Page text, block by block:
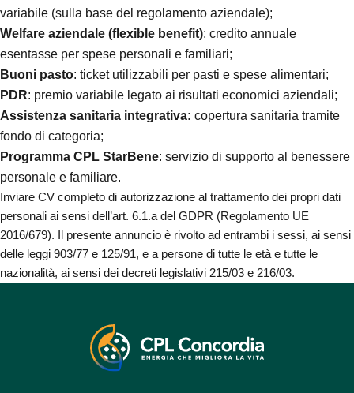
variabile (sulla base del regolamento aziendale);
Welfare aziendale (flexible benefit): credito annuale
esentasse per spese personali e familiari;
Buoni pasto: ticket utilizzabili per pasti e spese alimentari;
PDR: premio variabile legato ai risultati economici aziendali;
Assistenza sanitaria integrativa: copertura sanitaria tramite
fondo di categoria;
Programma CPL StarBene: servizio di supporto al benessere
personale e familiare.
Inviare CV completo di autorizzazione al trattamento dei propri dati
personali ai sensi dell’art. 6.1.a del GDPR (Regolamento UE
2016/679). Il presente annuncio è rivolto ad entrambi i sessi, ai sensi
delle leggi 903/77 e 125/91, e a persone di tutte le età e tutte le
nazionalità, ai sensi dei decreti legislativi 215/03 e 216/03.